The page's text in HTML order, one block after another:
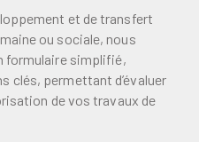
et de transfert
ou sociale, nous
formulaire simplifié,
clés, permettant d’évaluer
de vos travaux de